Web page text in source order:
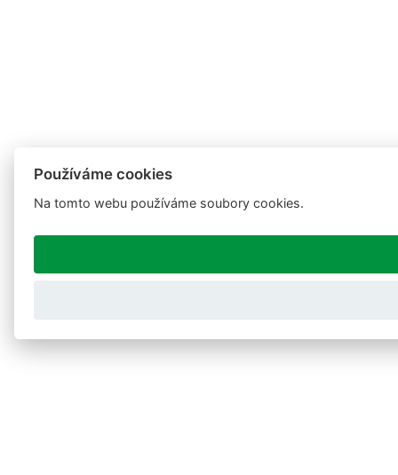
Používáme cookies
Na tomto webu používáme soubory cookies.